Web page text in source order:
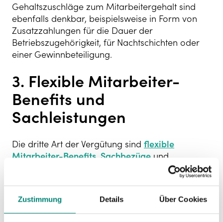
Zustimmung Details Über Cookies
Gehaltszuschläge zum Mitarbeitergehalt sind
ebenfalls denkbar, beispielsweise in Form von
Zusatzzahlungen für die Dauer der
Betriebszugehörigkeit, für Nachtschichten oder
einer Gewinnbeteiligung.
3. Flexible Mitarbeiter-
Benefits und
Sachleistungen
Die dritte Art der Vergütung sind flexible
Mitarbeiter-Benefits Sachbezüge und
. Der Unterschied zu Festgehalt
und variabler Vergütung besteht darin, dass es
sich hier um nicht-monetäre Vergütungen
handelt. Unternehmen bieten ihren Mitarbeitern
also Produkte und Dienstleistungen an.